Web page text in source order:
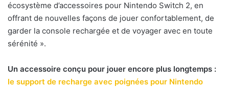
écosystème d’accessoires pour Nintendo Switch 2, en
offrant de nouvelles façons de jouer confortablement, de
garder la console rechargée et de voyager avec en toute
sérénité ».
Un accessoire conçu pour jouer encore plus longtemps :
le support de recharge avec poignées pour Nintendo